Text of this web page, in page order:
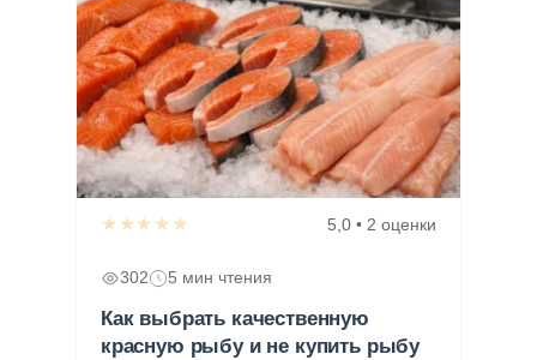
★★★★★ 5,0 • 2 оценки
302 5 мин чтения
Как выбрать качественную
красную рыбу и не купить рыбу